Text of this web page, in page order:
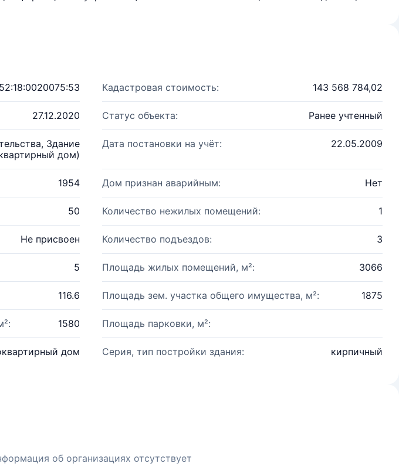
52:18:0020075:53 Кадастровая стоимость: 143 568 784,02
27.12.2020 Статус объекта: Ранее учтенный
Здание
дом)
Дата постановки на учёт: 22.05.2009
1954 Дом признан аварийным: Нет
50 Количество нежилых помещений: 1
Не присвоен Количество подъездов: 3
5 Площадь жилых помещений, м²: 3066
116.6 Площадь зем. участка общего имущества, м²: 1875
1580 Площадь парковки, м²:
дом Серия, тип постройки здания: кирпичный
об организациях отсутствует